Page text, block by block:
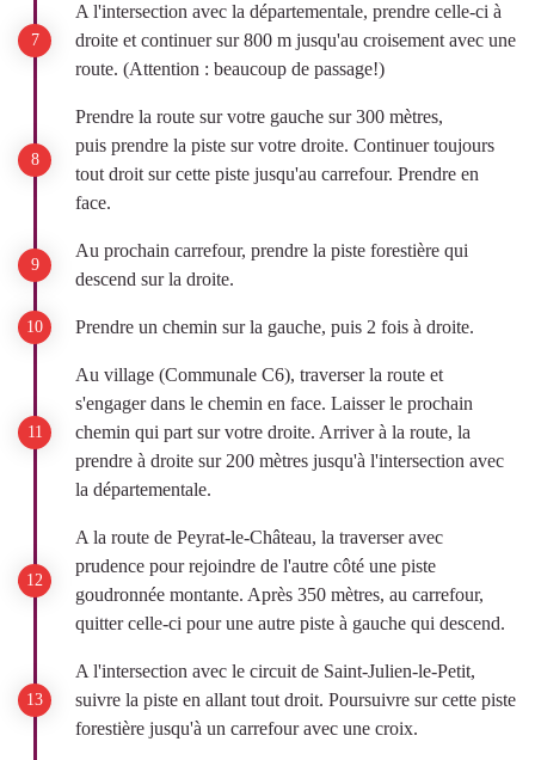
A l'intersection avec la départementale, prendre celle-ci à
droite et continuer sur 800 m jusqu'au croisement avec une
route. (Attention : beaucoup de passage!)
Prendre la route sur votre gauche sur 300 mètres,
puis prendre la piste sur votre droite. Continuer toujours
tout droit sur cette piste jusqu'au carrefour. Prendre en
face.
Au prochain carrefour, prendre la piste forestière qui
descend sur la droite.
Prendre un chemin sur la gauche, puis 2 fois à droite.
Au village (Communale C6), traverser la route et
s'engager dans le chemin en face. Laisser le prochain
chemin qui part sur votre droite. Arriver à la route, la
prendre à droite sur 200 mètres jusqu'à l'intersection avec
la départementale.
A la route de Peyrat-le-Château, la traverser avec
prudence pour rejoindre de l'autre côté une piste
goudronnée montante. Après 350 mètres, au carrefour,
quitter celle-ci pour une autre piste à gauche qui descend.
A l'intersection avec le circuit de Saint-Julien-le-Petit,
suivre la piste en allant tout droit. Poursuivre sur cette piste
forestière jusqu'à un carrefour avec une croix.